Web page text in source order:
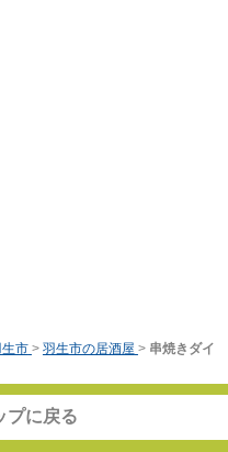
市 > 羽生市の居酒屋 > 串焼きダイ
プに戻る